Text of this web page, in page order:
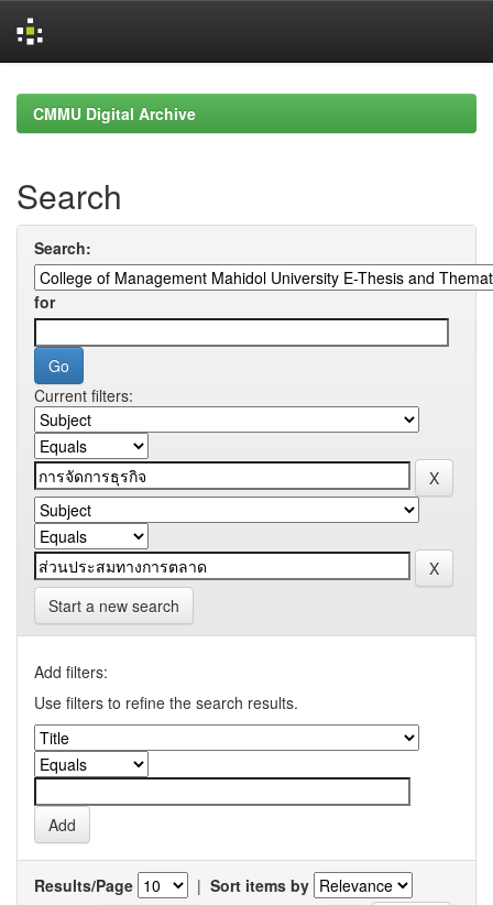
navigationCMMU Digital Archive
Search
Search:
for
Current filters:
Start a new search
Add filters:
Use filters to refine the search results.
Results/Page | Sort items by